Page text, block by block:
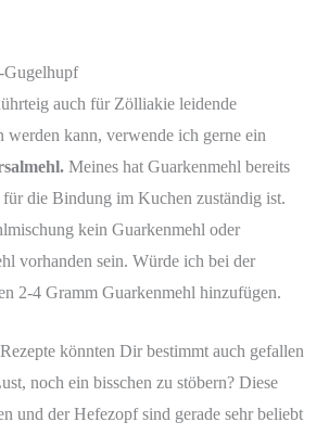
Gugelhupf
auch für Zölliakie leidende
werden kann, verwende ich gerne ein
Meines hat Guarkenmehl bereits
für die Bindung im Kuchen zuständig ist.
kein Guarkenmehl oder
vorhanden sein. Würde ich bei der
2-4 Gramm Guarkenmehl hinzufügen.
könnten Dir bestimmt auch gefallen
noch ein bisschen zu stöbern? Diese
und der Hefezopf sind gerade sehr beliebt